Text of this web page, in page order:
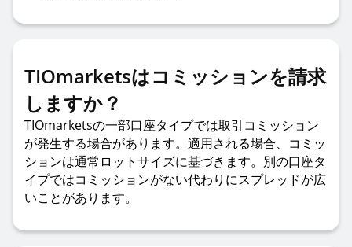
TIOmarketsはコミッションを請求
しますか？
TIOmarketsの一部口座タイプでは取引コミッション
が発生する場合があります。適用される場合、コミッ
ションは通常ロットサイズに基づきます。別の口座タ
イプではコミッションがない代わりにスプレッドが広
いことがあります。